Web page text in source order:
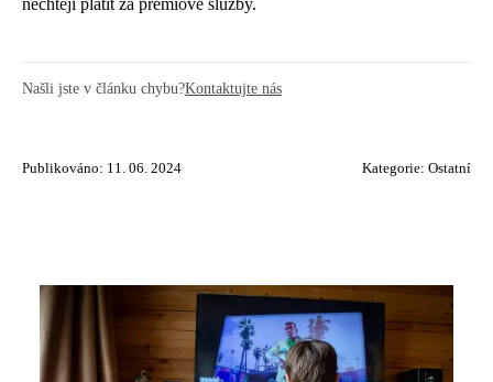
Našli jste v článku chybu?Kontaktujte nás
Publikováno: 11. 06. 2024 Kategorie: Ostatní